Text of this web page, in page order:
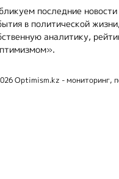
последние
в политической
аналитику,
Optimism.kz - мониторинг,